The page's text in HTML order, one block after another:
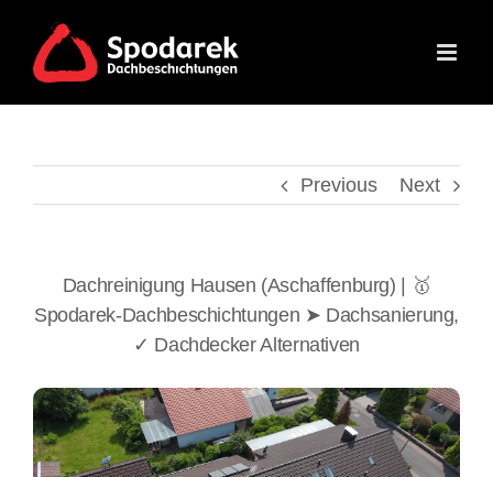
content
Previous Next
Dachreinigung Hausen (Aschaffenburg) | 🥇
Spodarek-Dachbeschichtungen ➤ Dachsanierung,
✓ Dachdecker Alternativen